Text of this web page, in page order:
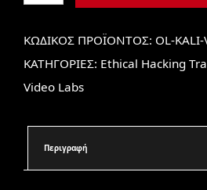
ΚΩΔΙΚΌΣ ΠΡΟΪΌΝΤΟΣ: OL-KALI-
ΚΑΤΗΓΟΡΊΕΣ: Ethical Hacking
Video Labs
Περιγραφή